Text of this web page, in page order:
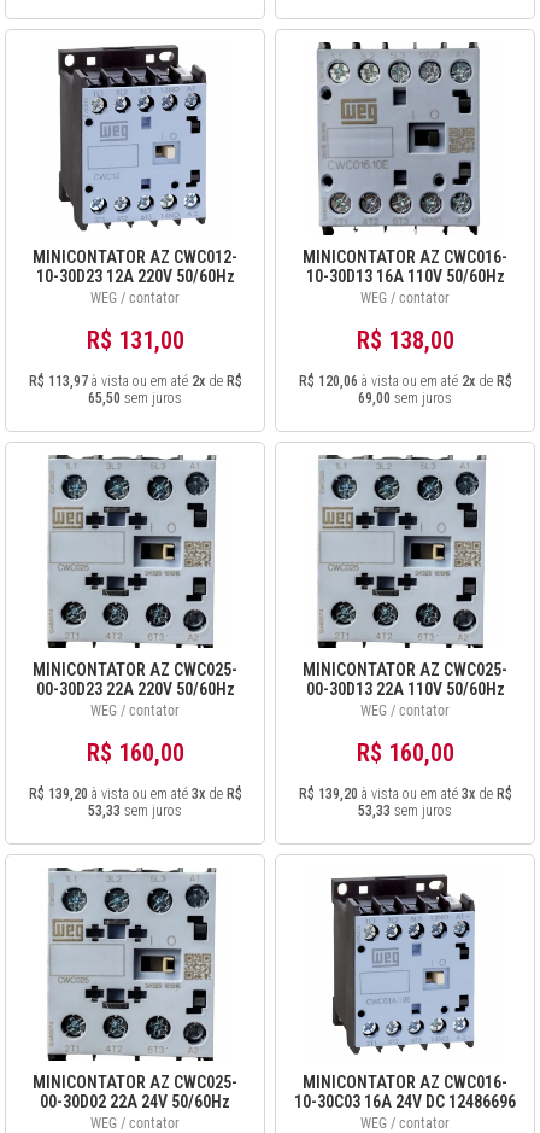
MINICONTATOR AZ CWC012-
10-30D23 12A 220V 50/60Hz
12486694
WEG / contator
R$ 131,00
R$ 113,97à vista ou em até 2xde R$
65,50 sem juros
MINICONTATOR AZ CWC016-
10-30D13 16A 110V 50/60Hz
12679734
WEG / contator
R$ 138,00
R$ 120,06 à vista ou em até 2xde R$
69,00 sem juros
MINICONTATOR AZ CWC025-
00-30D23 22A 220V 50/60Hz
12487383
WEG / contator
R$ 160,00
R$ 139,20 à vista ou em até 3xde R$
53,33 sem juros
MINICONTATOR AZ CWC025-
00-30D13 22A 110V 50/60Hz
12679736
WEG / contator
R$ 160,00
R$ 139,20 à vista ou em até 3xde R$
53,33 sem juros
MINICONTATOR AZ CWC025-
00-30D02 22A 24V 50/60Hz
12487309
WEG / contator
MINICONTATOR AZ CWC016-
10-30C03 16A 24V DC 12486696
WEG / contator